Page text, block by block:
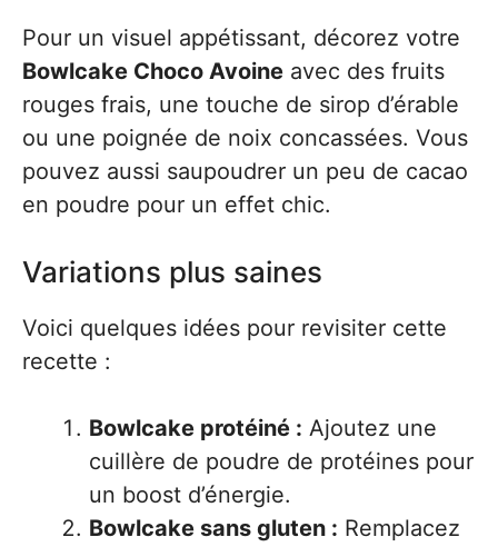
Pour un visuel appétissant, décorez votre
Bowlcake Choco Avoine avec des fruits
rouges frais, une touche de sirop d’érable
ou une poignée de noix concassées. Vous
pouvez aussi saupoudrer un peu de cacao
en poudre pour un effet chic.
Variations plus saines
Voici quelques idées pour revisiter cette
recette :
Bowlcake protéiné : Ajoutez une
cuillère de poudre de protéines pour
un boost d’énergie.
Bowlcake sans gluten : Remplacez